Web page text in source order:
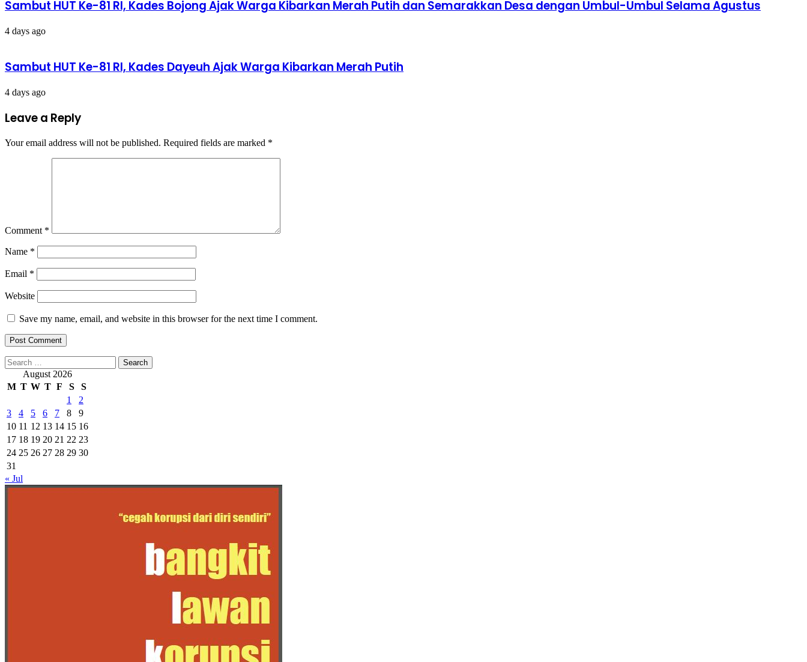
Sambut HUT Ke-81 RI, Kades Bojong Ajak Warga Kibarkan Merah Putih dan Semarakkan Desa dengan Umbul-Umbul Selama Agustus
4 days ago
Sambut HUT Ke-81 RI, Kades Dayeuh Ajak Warga Kibarkan Merah Putih
4 days ago
Leave a Reply
Your email address will not be published. Required fields are marked *
Comment *
Name *
Email *
Website
Save my name, email, and website in this browser for the next time I comment.
Search
for: August 2026
M T W T F S
S
1
2
3
4 5 6 7 8
9
10 11 12 13 14 15 16
17 18 19 20 21 22 23
24 25 26 27 28 29 30
31
« Jul